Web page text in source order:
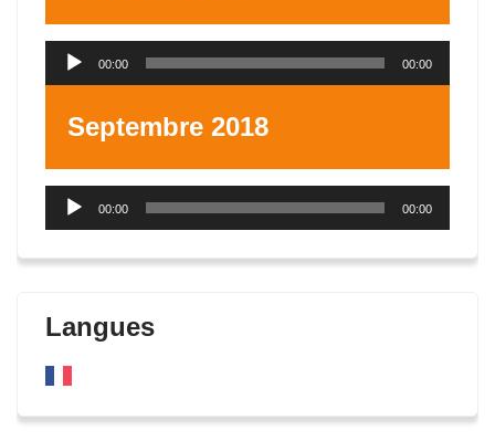
Lecteur
00:00 00:00
Septembre 2018
Lecteur
00:00 00:00
Langues